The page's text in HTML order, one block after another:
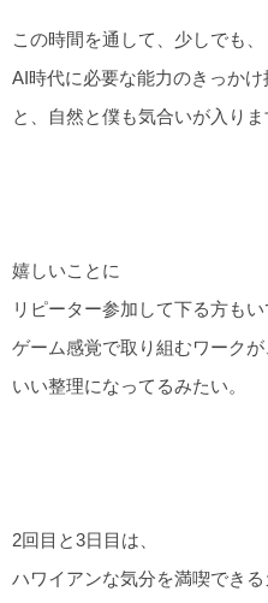
この時間を通して、少しでも、
AI時代に必要な能力のきっかけ
と、自然と僕も気合いが入りま
嬉しいことに
リピーター参加して下る方もい
ゲーム感覚で取り組むワークが
いい整理になってるみたい。
2回目と3日目は、
ハワイアンな気分を満喫できる